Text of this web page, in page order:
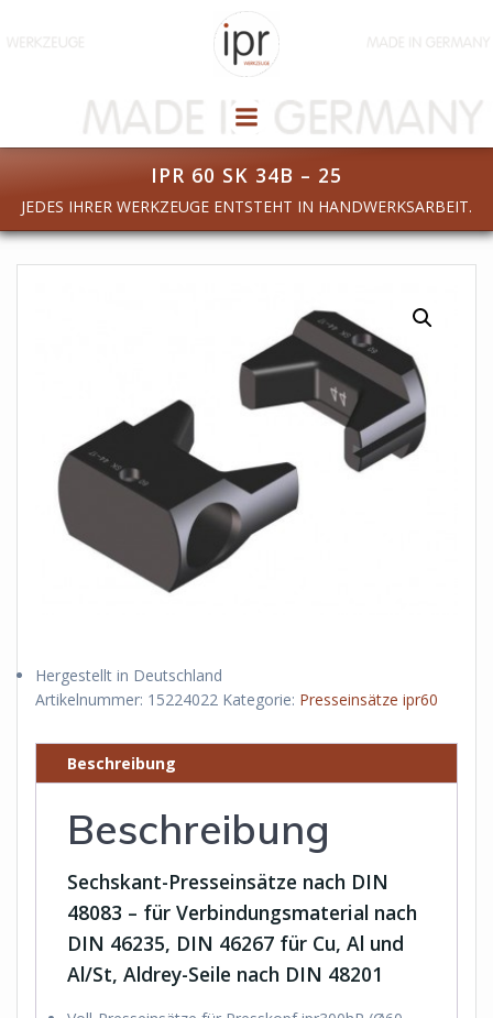
Inhalt
IPR 60 SK 34B – 25
JEDES IHRER WERKZEUGE ENTSTEHT IN HANDWERKSARBEIT.
Hergestellt in Deutschland
Artikelnummer: 15224022 Kategorie: Presseinsätze ipr60
Beschreibung
Beschreibung
Sechskant-Presseinsätze nach DIN
48083 – für Verbindungsmaterial nach
DIN 46235, DIN 46267 für Cu, Al und
Al/St, Aldrey-Seile nach DIN 48201